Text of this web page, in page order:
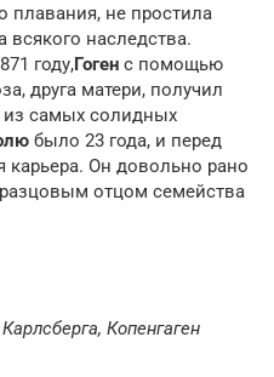
плавания, не простила
наследства.
году,Гоген с помощью
друга матери, получил
из самых солидных
было 23 года, и перед
карьера. Он довольно рано
отцом семейства
Копенгаген